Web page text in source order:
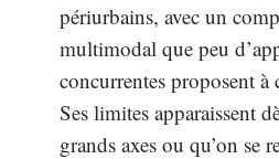
périurbains, avec un
multimodal que peu
concurrentes proposent à
Ses limites apparaissent
grands axes ou qu’on se